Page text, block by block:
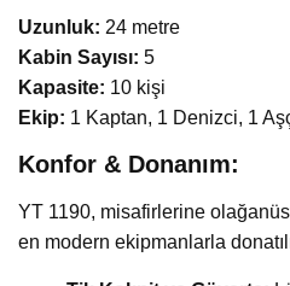
Uzunluk: 24 metre
Kabin Sayısı: 5
Kapasite: 10 kişi
Ekip: 1 Kaptan, 1 Denizci, 1
Konfor & Donanım:
YT 1190, misafirlerine
en modern ekipmanlarla